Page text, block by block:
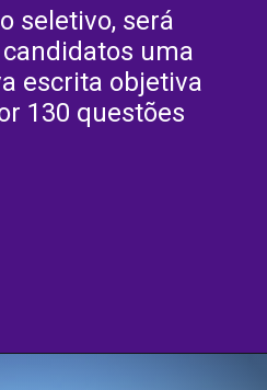
seletivo, será
uma
escrita objetiva
130 questões